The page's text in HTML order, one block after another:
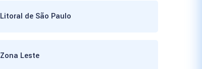
Litoral de São Paulo
Zona Leste